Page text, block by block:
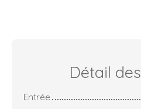
Détail des
Entrée